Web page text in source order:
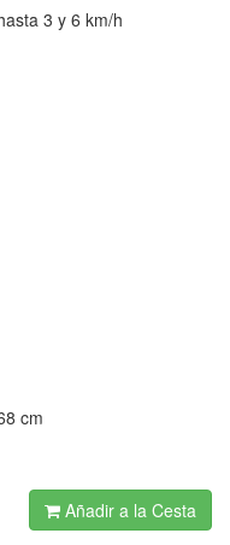
3 y 6 km/h
cm
Añadir a la Cesta